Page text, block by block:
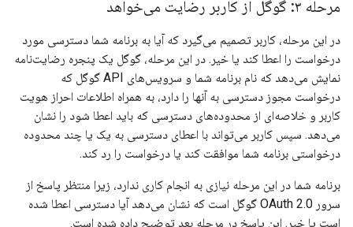
مرحله ۳: گوگل از کاربر رضایت می‌خواهد
در این مرحله، کاربر تصمیم می‌گیرد که آیا به برنامه شما دسترسی مورد
درخواست را اعطا کند یا خیر. در این مرحله، گوگل یک پنجره رضایت‌نامه
نمایش می‌دهد که نام برنامه شما و سرویس‌های API گوگل که
درخواست مجوز دسترسی به آنها را دارد، به همراه اطلاعات احراز هویت
کاربر و خلاصه‌ای از محدوده‌های دسترسی که باید اعطا شود را نشان
می‌دهد. سپس کاربر می‌تواند با اعطای دسترسی به یک یا چند محدوده
درخواستی برنامه شما موافقت کند یا درخواست را رد کند.
برنامه شما در این مرحله نیازی به انجام کاری ندارد، زیرا منتظر پاسخ از
سرور OAuth 2.0 گوگل است که نشان می‌دهد آیا دسترسی اعطا شده
است یا خیر. این پاسخ در مرحله بعد توضیح داده شده است.